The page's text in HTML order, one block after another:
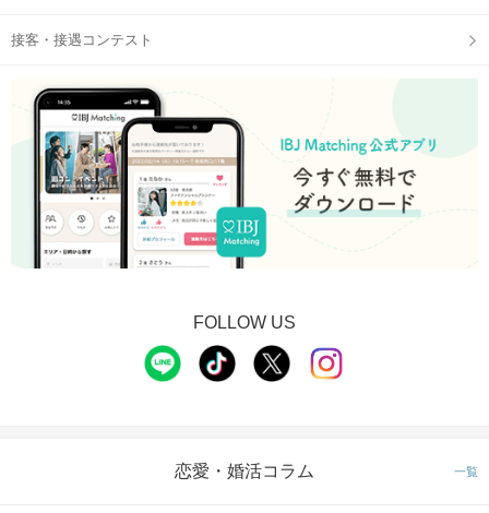
接客・接遇コンテスト
FOLLOW US
恋愛・婚活コラム 一覧